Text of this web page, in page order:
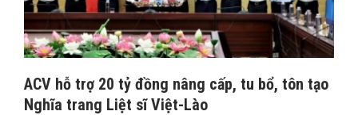
ACV hỗ trợ 20 tỷ đồng nâng cấp, tu bổ, tôn tạo
Nghĩa trang Liệt sĩ Việt-Lào